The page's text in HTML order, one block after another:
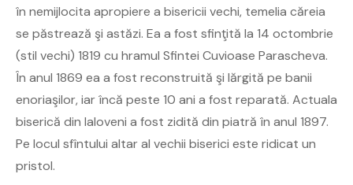
în nemijlocita apropiere a bisericii vechi, temelia căreia
se păstrează şi astăzi. Ea a fost sfinţită la 14 octombrie
(stil vechi) 1819 cu hramul Sfintei Cuvioase Parascheva.
În anul 1869 ea a fost reconstruită şi lărgită pe banii
enoriaşilor, iar încă peste 10 ani a fost reparată. Actuala
biserică din Ialoveni a fost zidită din piatră în anul 1897.
Pe locul sfîntului altar al vechii biserici este ridicat un
pristol.